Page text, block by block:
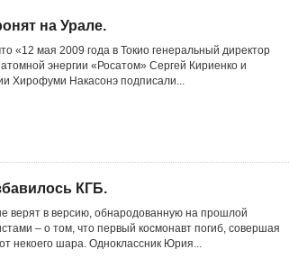
на Урале.
«12 мая 2009 года в Токио генеральный директор
энергии «Росатом» Сергей Кириенко и
Хирофуми Накасонэ подписали...
КГБ.
верят в версию, обнародованную на прошлой
– о том, что первый космонавт погиб, совершая
некоего шара. Одноклассник Юрия...